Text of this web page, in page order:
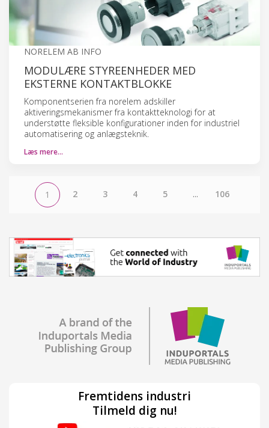
NORELEM AB INFO
MODULÆRE STYREENHEDER MED
EKSTERNE KONTAKTBLOKKE
Komponentserien fra norelem adskiller
aktiveringsmekanismer fra kontaktteknologi for at
understøtte fleksible konfigurationer inden for industriel
automatisering og anlægsteknik.
Læs mere…
1 2 3 4 5 ... 106
Fremtidens industri
Tilmeld dig nu!